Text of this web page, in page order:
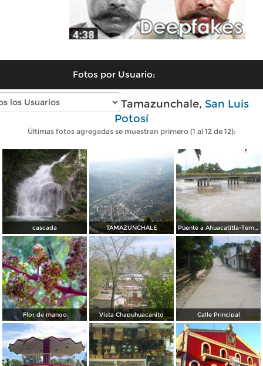
Fotos por Usuario:
Fotos modernas de Tamazunchale, San Luis
Potosí
Últimas fotos agregadas se muestran primero (1 al 12 de 12):
cascada TAMAZUNCHALE Puente a Ahuacatitla-Temalacaco, Mpio.de Axtla
Flor de mango Vista Chapuhuacanito Calle Principal